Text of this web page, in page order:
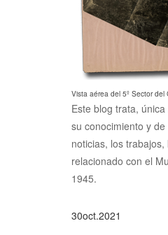
Vista aérea del 5º Sector
Este blog trata,
su conocimiento y
noticias, los
relacionado con el
1945.
30oct.2021